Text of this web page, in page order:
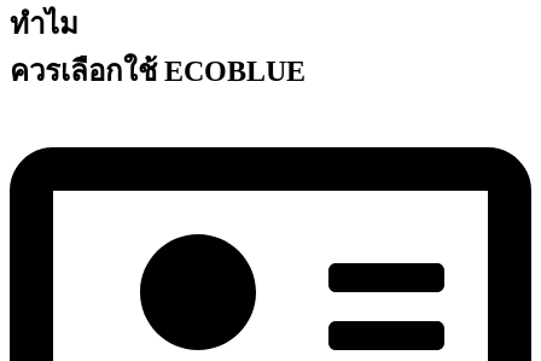
ทำไม
ควรเลือกใช้ ECOBLUE